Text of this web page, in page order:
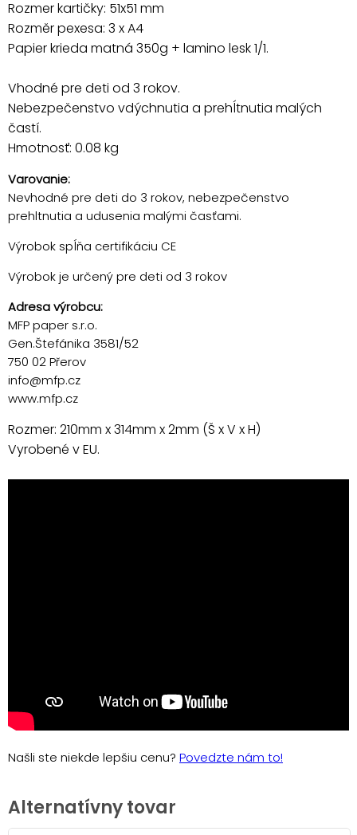
Rozmer kartičky: 51x51 mm
Rozměr pexesa: 3 x A4
Papier krieda matná 350g + lamino lesk 1/1.
Vhodné pre deti od 3 rokov.
Nebezpečenstvo vdýchnutia a prehĺtnutia malých
častí.
Hmotnosť: 0.08 kg
Varovanie:
Nevhodné pre deti do 3 rokov, nebezpečenstvo
prehltnutia a udusenia malými časťami.
Výrobok spĺňa certifikáciu CE
Výrobok je určený pre deti od 3 rokov
Adresa výrobcu:
MFP paper s.r.o.
Gen.Štefánika 3581/52
750 02 Přerov
info@mfp.cz
www.mfp.cz
Rozmer: 210mm x 314mm x 2mm (Š x V x H)
Vyrobené v EU.
Našli ste niekde lepšiu cenu? Povedzte nám to!
Alternatívny tovar